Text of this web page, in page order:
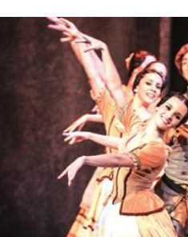
i
n
m
r
d
a
r